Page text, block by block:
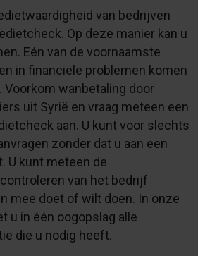
van bedrijven
Op deze manier kan u
Eén van de voornaamste
in financiële problemen komen
Voorkom wanbetaling door
uit Syrië en vraag meteen een
aan. U kunt voor slechts
zonder dat u aan een
U kunt meteen de
van het bedrijf
mee doet of wilt doen. In onze
u in één oogopslag alle
die u nodig heeft.